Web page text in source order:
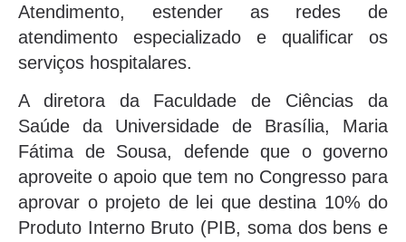
Atendimento, estender as redes de
atendimento especializado e qualificar os
serviços hospitalares.
A diretora da Faculdade de Ciências da
Saúde da Universidade de Brasília, Maria
Fátima de Sousa, defende que o governo
aproveite o apoio que tem no Congresso para
aprovar o projeto de lei que destina 10% do
Produto Interno Bruto (PIB, soma dos bens e